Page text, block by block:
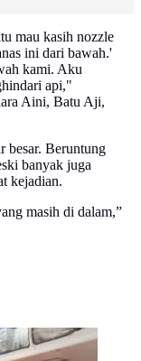
mau kasih nozzle
ini dari bawah.'
kami. Aku
api,"
Aini, Batu Aji,
besar. Beruntung
banyak juga
kejadian.
masih di dalam,”
terbakar di
Kelurahan